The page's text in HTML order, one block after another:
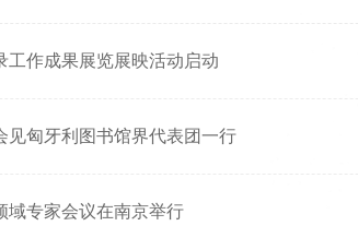
工作成果展览展映活动启动
见匈牙利图书馆界代表团一行
域专家会议在南京举行